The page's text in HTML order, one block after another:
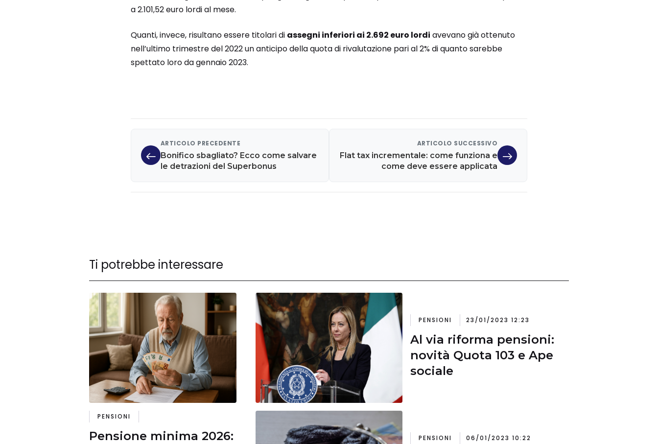
a 2.101,52 euro lordi al mese.
Quanti, invece, risultano essere titolari di assegni inferiori ai 2.692 euro lordi avevano già ottenuto
nell’ultimo trimestre del 2022 un anticipo della quota di rivalutazione pari al 2% di quanto sarebbe
spettato loro da gennaio 2023.
ARTICOLO PRECEDENTE
Bonifico sbagliato? Ecco come salvare
le detrazioni del Superbonus
ARTICOLO SUCCESSIVO
Flat tax incrementale: come funziona e
come deve essere applicata
Ti potrebbe interessare
PENSIONI
Pensione minima 2026:
PENSIONI 23/01/2023 12:23
Al via riforma pensioni:
novità Quota 103 e Ape
sociale
PENSIONI 06/01/2023 10:22